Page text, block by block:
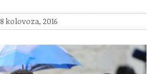
8 kolovoza, 2016